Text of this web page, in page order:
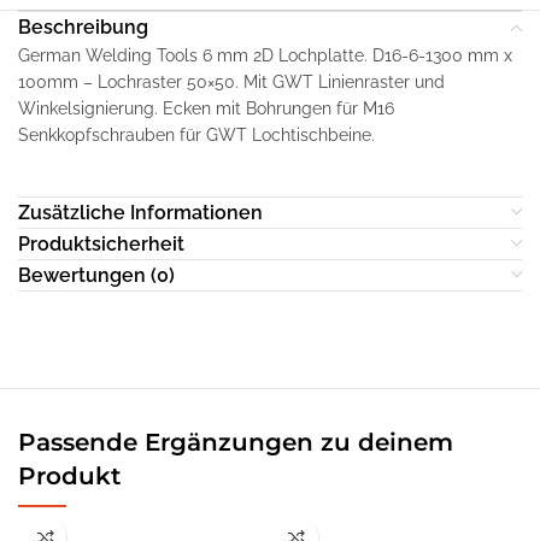
Beschreibung
German Welding Tools 6 mm 2D Lochplatte. D16-6-1300 mm x
100mm – Lochraster 50×50. Mit GWT Linienraster und
Winkelsignierung. Ecken mit Bohrungen für M16
Senkkopfschrauben für GWT Lochtischbeine.
Zusätzliche Informationen
Produktsicherheit
Bewertungen (0)
Passende Ergänzungen zu deinem
Produkt